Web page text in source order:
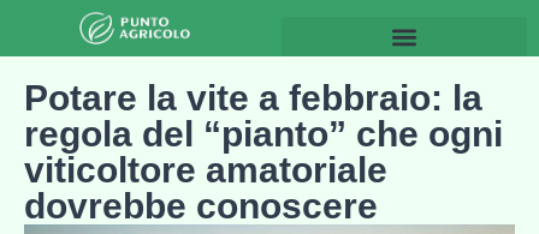
Potare la vite a febbraio: la
regola del “pianto” che ogni
viticoltore amatoriale
dovrebbe conoscere